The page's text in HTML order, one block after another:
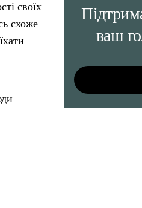
своїх
схоже
ваш